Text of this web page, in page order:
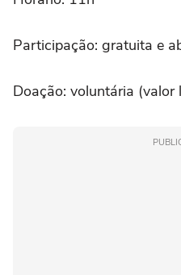
Participação: gratuita e
Doação: voluntária (valor